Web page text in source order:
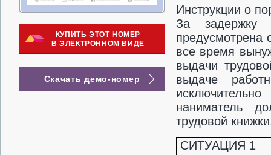
КУПИТЬ ЭТОТ НОМЕР
В ЭЛЕКТРОННОМ ВИДЕ
Скачать демо-номер
Инструкции о
За задержку
предусмотрена
все время
выдачи
выдаче
наниматель
трудовой
СИТУАЦИЯ 1